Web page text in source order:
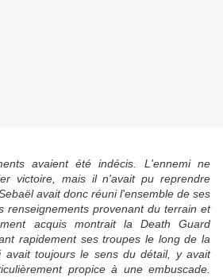
avaient été indécis. L'ennemi ne
victoire, mais il n'avait pu reprendre
avait donc réuni l'ensemble de ses
renseignements provenant du terrain et
acquis montrait la Death Guard
rapidement ses troupes le long de la
avait toujours le sens du détail, y avait
propice à une embuscade.